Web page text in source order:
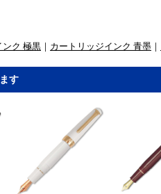
ンク 極黒 ｜ カートリッジインク 青墨 ｜
す